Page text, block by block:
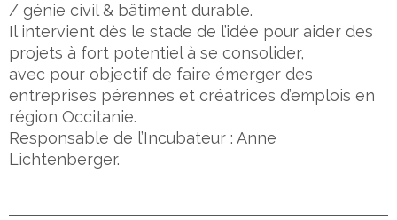
/ génie civil & bâtiment durable.
Il intervient dès le stade de l’idée pour aider des
projets à fort potentiel à se consolider,
avec pour objectif de faire émerger des
entreprises pérennes et créatrices d’emplois en
région Occitanie.
Responsable de l’Incubateur : Anne
Lichtenberger.